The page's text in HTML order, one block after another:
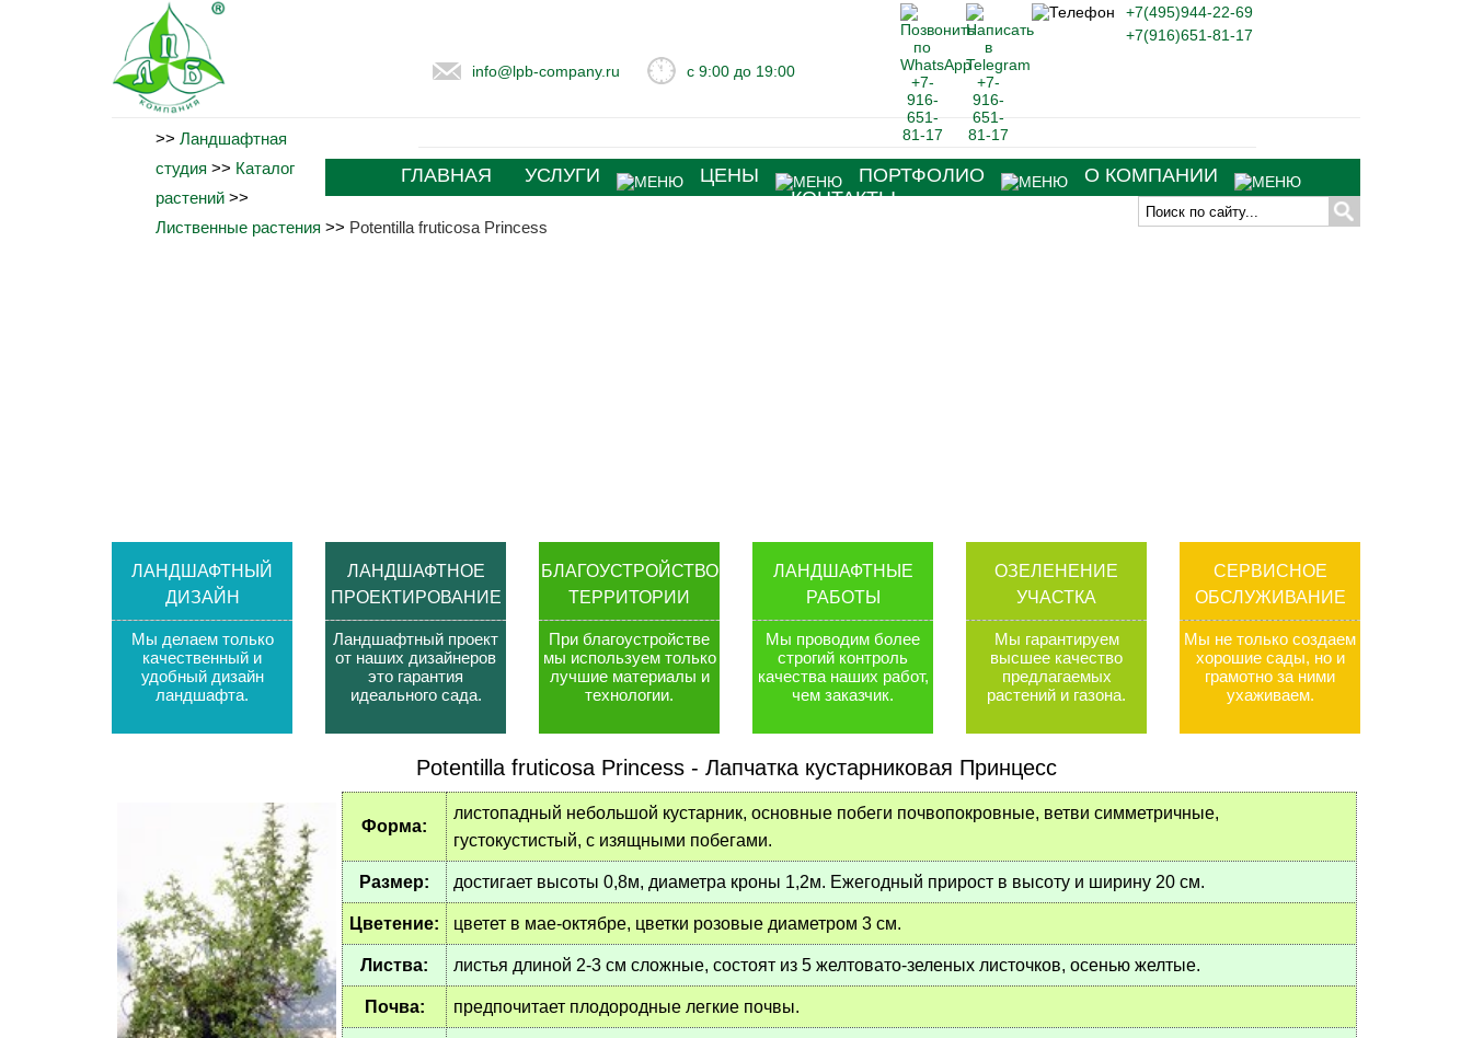
Potentilla fruticosa Princess- Лапчатка кустарниковая Принцесс
Форма:
листопадный небольшой кустарник, основные побеги почвопокровные, ветви симметричные,
густокустистый, с изящными побегами.
Размер: достигает высоты 0,8м, диаметра кроны 1,2м. Ежегодный прирост в высоту и ширину 20 см.
Цветение: цветет в мае-октябре, цветки розовые диаметром 3 см.
Листва: листья длиной 2-3 см сложные, состоят из 5 желтовато-зеленых листочков, осенью желтые.
Почва: предпочитает плодородные легкие почвы.
info@lpb-company.ru с 9:00 до 19:00
+7(495)944-22-69
+7(916)651-81-17
ГЛАВНАЯ УСЛУГИ ЦЕНЫ ПОРТФОЛИО
О КОМПАНИИ
КОНТАКТЫ
>> Ландшафтная
студия >> Каталог
растений >>
Лиственные растения >> Potentilla fruticosa Princess
ЛАНДШАФТНЫЙ
ДИЗАЙН
Мы делаем только
качественный и
удобный дизайн
ландшафта.
ЛАНДШАФТНОЕ
ПРОЕКТИРОВАНИЕ
Ландшафтный проект
от наших дизайнеров
это гарантия
идеального сада.
БЛАГОУСТРОЙСТВО
ТЕРРИТОРИИ
При благоустройстве
мы используем только
лучшие материалы и
технологии.
ЛАНДШАФТНЫЕ
РАБОТЫ
Мы проводим более
строгий контроль
качества наших работ,
чем заказчик.
ОЗЕЛЕНЕНИЕ
УЧАСТКА
Мы гарантируем
высшее качество
предлагаемых
растений и газона.
СЕРВИСНОЕ
ОБСЛУЖИВАНИЕ
Мы не только создаем
хорошие сады, но и
грамотно за ними
ухаживаем.